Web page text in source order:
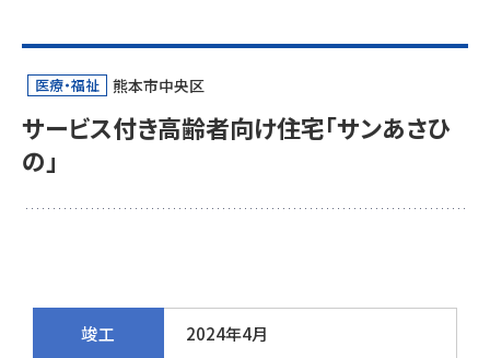
医療・福祉 熊本市中央区
サービス付き高齢者向け住宅「サンあさひ
の」
竣工 2024年4月